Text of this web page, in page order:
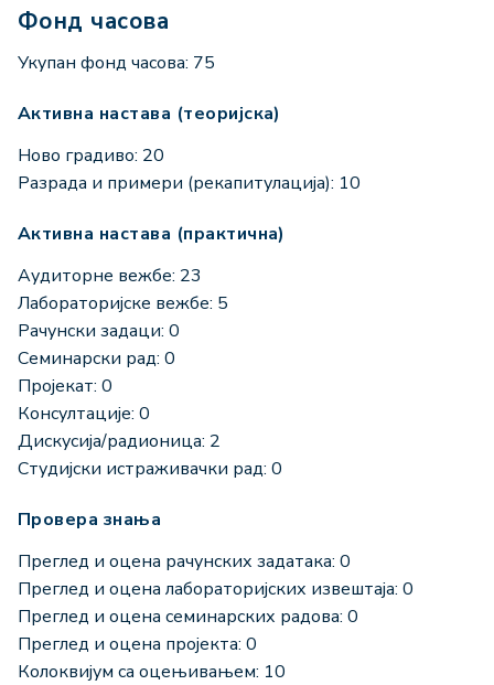
Фонд часова
Укупан фонд часова: 75
Активна настава (теоријска)
Ново градиво: 20
Разрада и примери (рекапитулација): 10
Активна настава (практична)
Аудиторне вежбе: 23
Лабораторијске вежбе: 5
Рачунски задаци: 0
Семинарски рад: 0
Пројекат: 0
Консултације: 0
Дискусија/радионица: 2
Студијски истраживачки рад: 0
Провера знања
Преглед и оцена рачунских задатака: 0
Преглед и оцена лабораторијских извештаја: 0
Преглед и оцена семинарских радова: 0
Преглед и оцена пројекта: 0
Колоквијум са оцењивањем: 10